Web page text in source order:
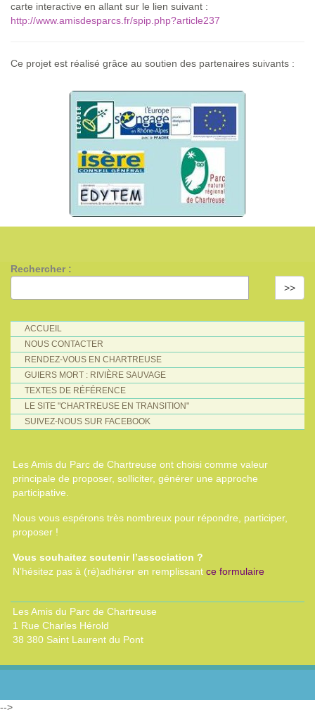
carte interactive en allant sur le lien suivant :
http://www.amisdesparcs.fr/spip.php?article237
Ce projet est réalisé grâce au soutien des partenaires suivants :
Rechercher :
>>
ACCUEIL
NOUS CONTACTER
RENDEZ-VOUS EN CHARTREUSE
GUIERS MORT : RIVIÈRE SAUVAGE
TEXTES DE RÉFÉRENCE
LE SITE "CHARTREUSE EN TRANSITION"
SUIVEZ-NOUS SUR FACEBOOK
Les Amis du Parc de Chartreuse ont choisi comme valeur
principale de proposer, solliciter, générer une approche
participative.
Nous vous espérons très nombreux pour répondre, participer,
proposer !
Vous souhaitez soutenir l’association ?
N’hésitez pas à (ré)adhérer en remplissant ce formulaire
Les Amis du Parc de Chartreuse
1 Rue Charles Hérold
38 380 Saint Laurent du Pont
-->